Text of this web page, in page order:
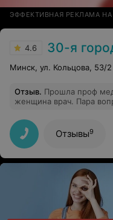
ЭФФЕКТИВНАЯ РЕКЛАМА НА
4.6 30-я
Минск, ул. Кольцова, 53/2
Отзыв. Прошла проф медосмотр у
женщина врач. Пара
такие страшные, как о
Отзывы9